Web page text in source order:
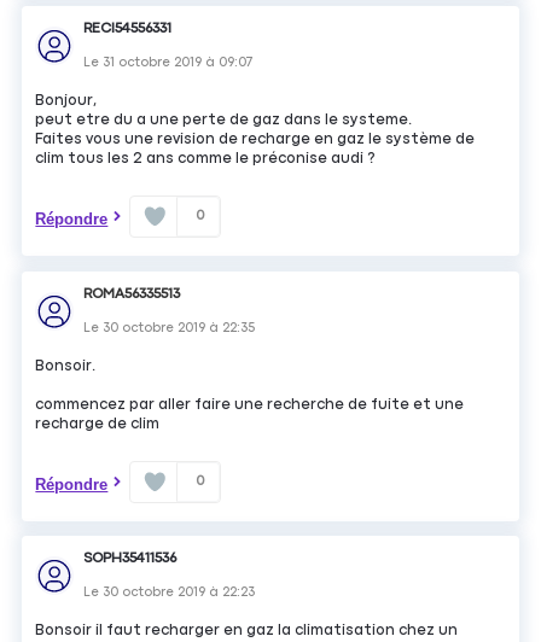
RECI54556331
Le 31 octobre 2019 à 09:07
Bonjour,
peut etre du a une perte de gaz dans le systeme.
Faites vous une revision de recharge en gaz le système de
clim tous les 2 ans comme le préconise audi ?
Répondre 0
ROMA56335513
Le 30 octobre 2019 à 22:35
Bonsoir.
commencez par aller faire une recherche de fuite et une
recharge de clim
Répondre 0
SOPH35411536
Le 30 octobre 2019 à 22:23
Bonsoir il faut recharger en gaz la climatisation chez un